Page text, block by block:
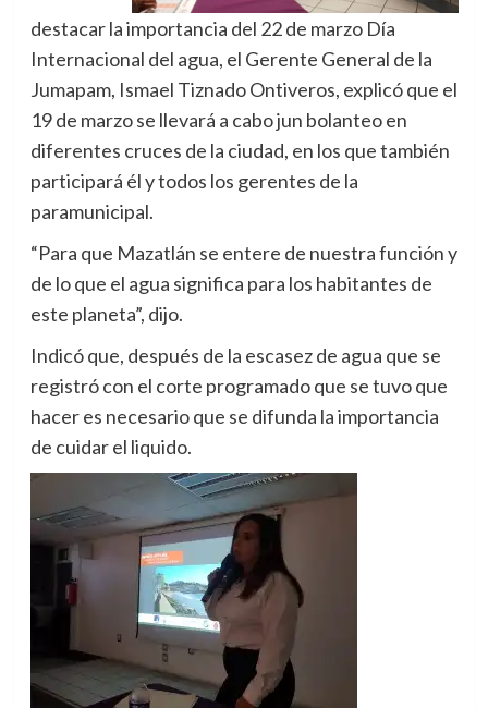
destacar la importancia del 22 de marzo Día
Internacional del agua, el Gerente General de la
Jumapam, Ismael Tiznado Ontiveros, explicó que el
19 de marzo se llevará a cabo jun bolanteo en
diferentes cruces de la ciudad, en los que también
participará él y todos los gerentes de la
paramunicipal.
“Para que Mazatlán se entere de nuestra función y
de lo que el agua significa para los habitantes de
este planeta”, dijo.
Indicó que, después de la escasez de agua que se
registró con el corte programado que se tuvo que
hacer es necesario que se difunda la importancia
de cuidar el liquido.